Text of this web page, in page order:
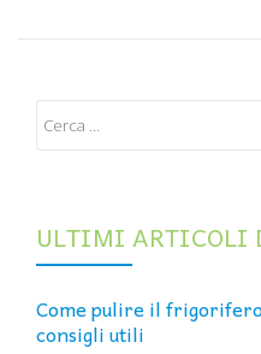
ULTIMI ARTICOLI
Come pulire il
consigli utili